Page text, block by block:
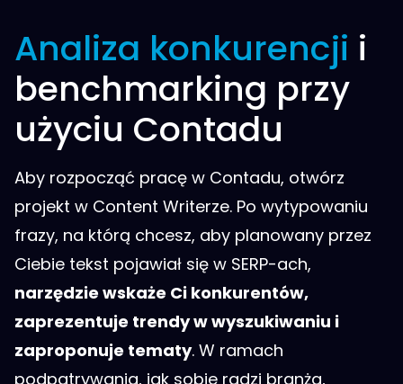
Analiza konkurencji i
benchmarking przy
użyciu Contadu
Aby rozpocząć pracę w Contadu, otwórz
projekt w Content Writerze. Po wytypowaniu
frazy, na którą chcesz, aby planowany przez
Ciebie tekst pojawiał się w SERP-ach,
narzędzie wskaże Ci konkurentów,
zaprezentuje trendy w wyszukiwaniu i
zaproponuje tematy. W ramach
podpatrywania, jak sobie radzi branża,